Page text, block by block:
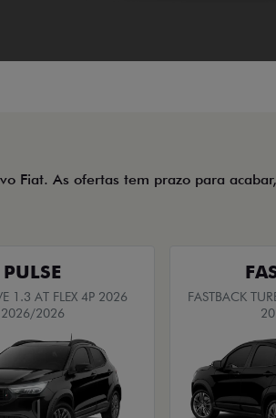
Fiat. As ofertas tem prazo para acabar,
PULSE
1.3 AT FLEX 4P 2026
2026/2026
FASTBACK